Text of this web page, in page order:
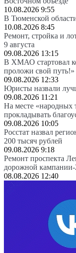
10.08.2026 9:55
В Тюменской
10.08.2026 8:45
Ремонт, стройка и
9 августа
09.08.2026 13:15
В ХМАО стартовал
проложи свой путь!»
09.08.2026 12:33
Юристы назвали
09.08.2026 11:21
На месте «народных
прокладывать
09.08.2026 10:05
Росстат назвал
200 тысяч рублей
09.08.2026 9:18
Ремонт проспекта
дорожной кампании-
08.08.2026 12:40